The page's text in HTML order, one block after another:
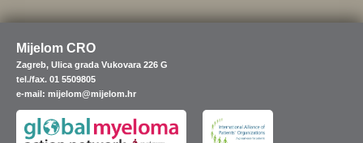
Mijelom CRO
Zagreb, Ulica grada Vukovara 226 G
tel./fax. 01 5509805
e-mail: mijelom@mijelom.hr